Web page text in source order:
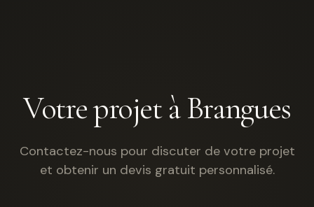
Votre projet à Brangues
Contactez-nous pour discuter de votre projet
et obtenir un devis gratuit personnalisé.